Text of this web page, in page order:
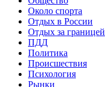
Около спорта
Отдых в России
Отдых за границей
ПДД
Политика
Происшествия
Психология
Рынки